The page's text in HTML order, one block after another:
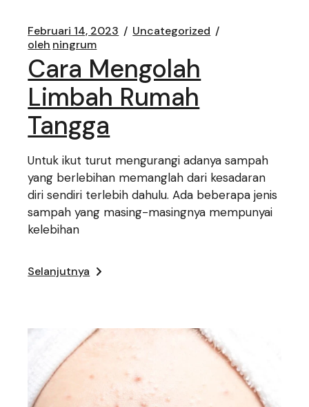
Februari 14, 2023
Uncategorized
oleh ningrum
Cara Mengolah
Limbah Rumah
Tangga
Untuk ikut turut mengurangi adanya sampah
yang berlebihan memanglah dari kesadaran
diri sendiri terlebih dahulu. Ada beberapa jenis
sampah yang masing-masingnya mempunyai
kelebihan
Selanjutnya